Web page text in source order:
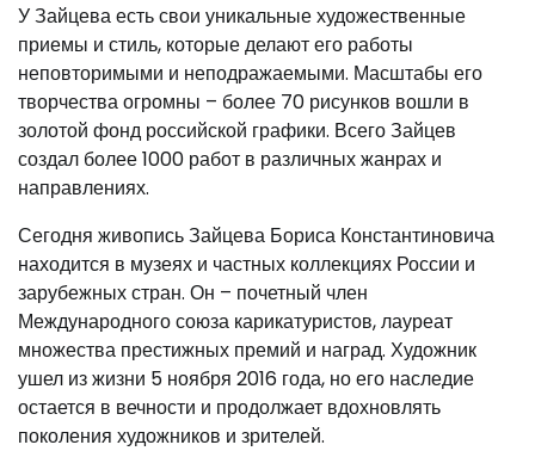
У Зайцева есть свои уникальные художественные
приемы и стиль, которые делают его работы
неповторимыми и неподражаемыми. Масштабы его
творчества огромны – более 70 рисунков вошли в
золотой фонд российской графики. Всего Зайцев
создал более 1000 работ в различных жанрах и
направлениях.
Сегодня живопись Зайцева Бориса Константиновича
находится в музеях и частных коллекциях России и
зарубежных стран. Он – почетный член
Международного союза карикатуристов, лауреат
множества престижных премий и наград. Художник
ушел из жизни 5 ноября 2016 года, но его наследие
остается в вечности и продолжает вдохновлять
поколения художников и зрителей.